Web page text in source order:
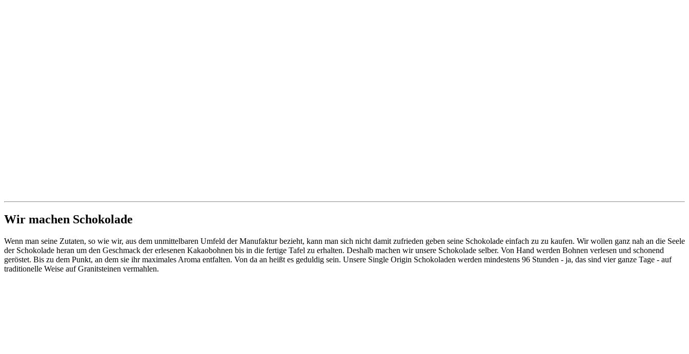
Wir machen Schokolade
Wenn man seine Zutaten, so wie wir, aus dem unmittelbaren Umfeld der Manufaktur bezieht, kann man sich nicht damit zufrieden geben seine Schokolade einfach zu zu kaufen. Wir wollen ganz nah an die Seele
der Schokolade heran um den Geschmack der erlesenen Kakaobohnen bis in die fertige Tafel zu erhalten. Deshalb machen wir unsere Schokolade selber. Von Hand werden Bohnen verlesen und schonend
geröstet. Bis zu dem Punkt, an dem sie ihr maximales Aroma entfalten. Von da an heißt es geduldig sein. Unsere Single Origin Schokoladen werden mindestens 96 Stunden - ja, das sind vier ganze Tage - auf
traditionelle Weise auf Granitsteinen vermahlen.